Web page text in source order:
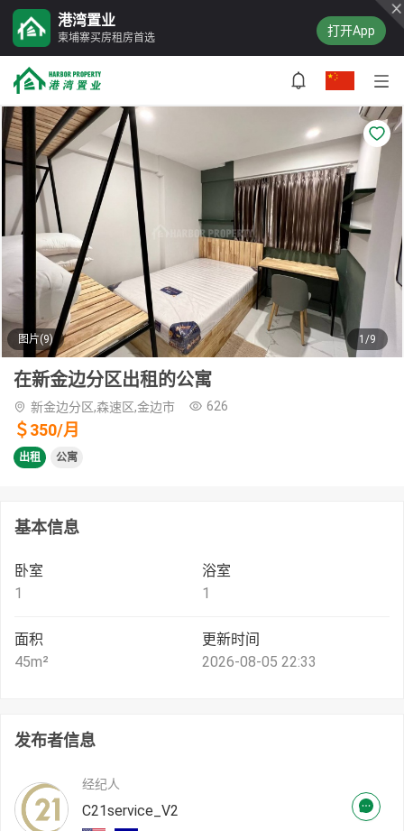
港湾置业
柬埔寨买房租房首选 打开App
图片(9) 1/9
在新金边分区出租的公寓
新金边分区,森速区,金边市 626
＄350/月
出租 公寓
基本信息
卧室
1
浴室
1
面积
45m²
更新时间
2026-08-05 22:33
发布者信息
经纪人
C21service_V2